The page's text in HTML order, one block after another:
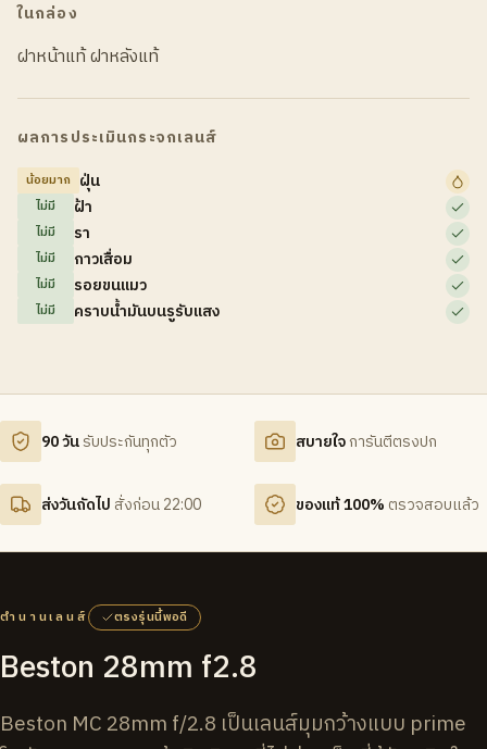
ในกล่อง
ฝาหน้าแท้ ฝาหลังแท้
ผลการประเมินกระจกเลนส์
น้อยมาก ฝุ่น
ไม่มี ฝ้า
ไม่มี รา
ไม่มี กาวเสื่อม
ไม่มี รอยขนแมว
ไม่มี คราบน้ำมันบนรูรับแสง
90 วันรับประกันทุกตัว สบายใจการันตีตรงปก
ส่งวันถัดไป สั่งก่อน 22:00 ของแท้ 100% ตรวจสอบแล้ว
ตำนานเลนส์ ตรงรุ่นนี้พอดี
Beston 28mm f2.8
Beston MC 28mm f/2.8 เป็นเลนส์มุมกว้างแบบ prime